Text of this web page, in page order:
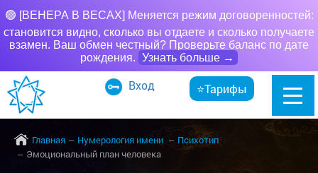
🟢 [ВЕНЕРА В ВЕСАХ] Меняется режим договоренностей:
становится видно, сколько вы отдаете и сколько получаете
взамен. Ваш обмен честный? Проверьте баланс по дате
рождения. Узнать больше →
Вход ⭐Тарифы
Главная Нумерология имени
Психотип
Эмоциональный план человека